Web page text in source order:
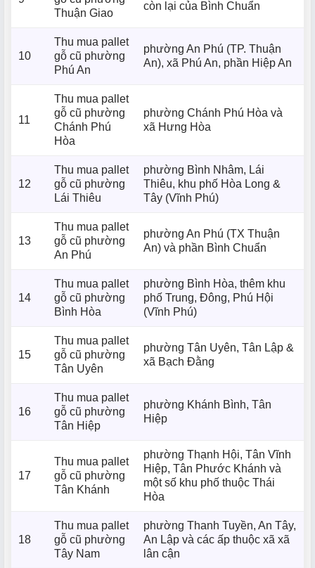
Thuận Giao
còn lại của Bình Chuẩn
10
Thu mua pallet
gỗ cũ phường
Phú An
phường An Phú (TP. Thuận
An), xã Phú An, phần Hiệp An
11
Thu mua pallet
gỗ cũ phường
Chánh Phú
Hòa
phường Chánh Phú Hòa và
xã Hưng Hòa
12
Thu mua pallet
gỗ cũ phường
Lái Thiêu
phường Bình Nhâm, Lái
Thiêu, khu phố Hòa Long &
Tây (Vĩnh Phú)
13
Thu mua pallet
gỗ cũ phường
An Phú
phường An Phú (TX Thuận
An) và phần Bình Chuẩn
14
Thu mua pallet
gỗ cũ phường
Bình Hòa
phường Bình Hòa, thêm khu
phố Trung, Đông, Phú Hội
(Vĩnh Phú)
15
Thu mua pallet
gỗ cũ phường
Tân Uyên
phường Tân Uyên, Tân Lập &
xã Bạch Đằng
16
Thu mua pallet
gỗ cũ phường
Tân Hiệp
phường Khánh Bình, Tân
Hiệp
17
Thu mua pallet
gỗ cũ phường
Tân Khánh
phường Thạnh Hội, Tân Vĩnh
Hiệp, Tân Phước Khánh và
một số khu phố thuộc Thái
Hòa
18
Thu mua pallet
gỗ cũ phường
Tây Nam
phường Thanh Tuyền, An Tây,
An Lập và các ấp thuộc xã xã
lân cận